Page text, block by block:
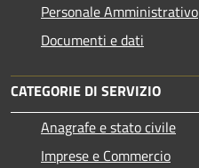
Personale Amministrativo
Documenti e dati
CATEGORIE DI SERVIZIO
Anagrafe e stato civile
Imprese e Commercio